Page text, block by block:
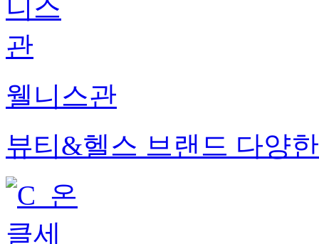
웰니스관
뷰티&헬스 브랜드 다양